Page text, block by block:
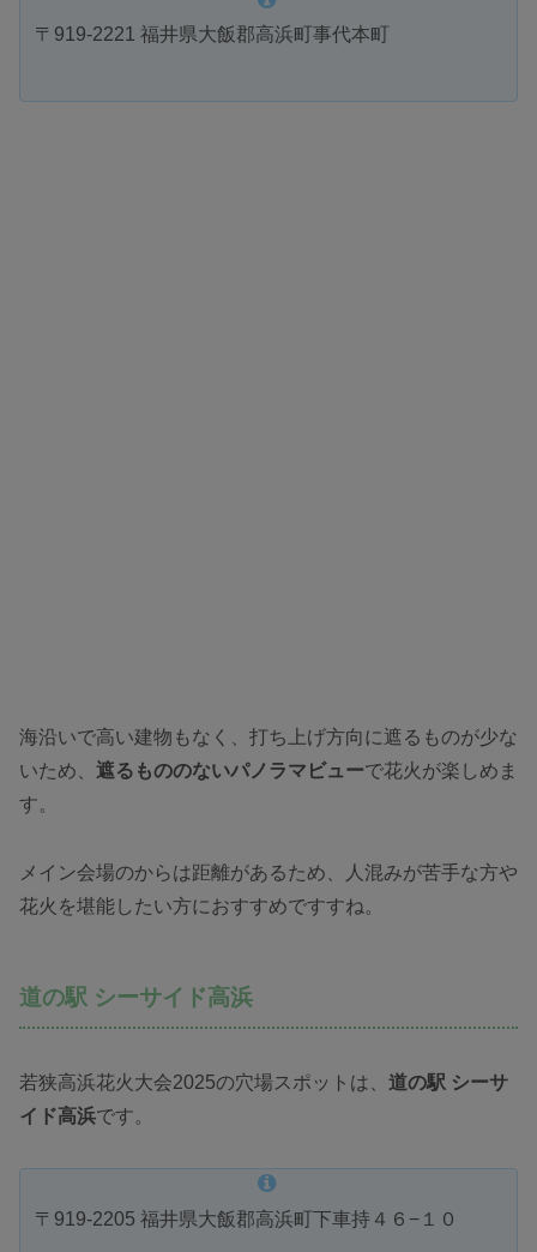
〒919-2221 福井県大飯郡高浜町事代本町
海沿いで高い建物もなく、打ち上げ方向に遮るものが少な
いため、 遮るもののないパノラマビューで花火が楽しめま
す。
メイン会場のからは距離があるため、人混みが苦手な方や
花火を堪能したい方におすすめですすね。
道の駅 シーサイド高浜
若狭高浜花火大会2025の穴場スポットは、 道の駅 シーサ
イド高浜です。
〒919-2205 福井県大飯郡高浜町下車持４６−１０